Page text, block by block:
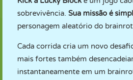
sobrevivência. Sua missão é
personagem aleatório do
Cada corrida cria um novo
mais fortes também
instantaneamente em um